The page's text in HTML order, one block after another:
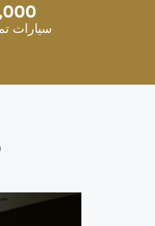
سيارات